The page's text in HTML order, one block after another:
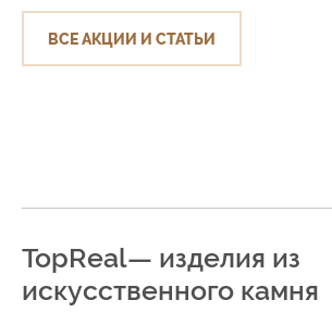
ВСЕ АКЦИИ И СТАТЬИ
TopReal— изделия из
искусственного камня